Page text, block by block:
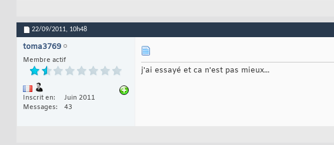
22/09/2011, 10h48
toma3769
Membre actif
Inscrit en
Juin 2011
Messages
43
j'ai essayé et ca n'est pas mieux...